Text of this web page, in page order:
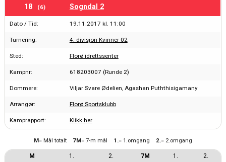
18 (6) Sogndal 2
Dato / Tid: 19.11.2017 kl. 11:00
Turnering: 4. divisjon Kvinner 02
Sted: Florø idrettssenter
Kampnr: 618203007 (Runde 2)
Dommere: Viljar Svare Ødelien, Agashan Puththisigamany
Arrangør: Florø Sportsklubb
Kamprapport: Klikk her
M 1. 2. 7M 1. 2.
M= Mål totalt 7M= 7-m mål 1.= 1.omgang 2.= 2.omgang